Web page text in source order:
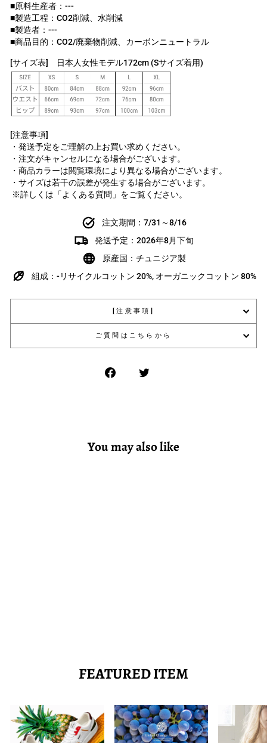
■原料生産者：---
■製造工程：CO2削減、水削減
■製造者：---
■商品目的：CO2/廃棄物削減、カーボンニュートラル
[サイズ表] 日本人女性モデル172cm (Sサイズ着用)
[注意事項]
・発送予定をご理解の上お買い求めください。
・注文がキャンセルになる場合がございます。
・商品カラーは閲覧環境により異なる場合がございます。
・サイズは若干の誤差が発生する場合がございます。
※詳しくは「よくある質問」をご覧ください。
注文期間：7/31～8/16
発送予定：2026年8月下旬
原産国：チュニジア製
組成：-リサイクルコットン 20%, オーガニックコットン 80%
[注意事項]
ご質問はこちらから
You may also like
FEATURED ITEM